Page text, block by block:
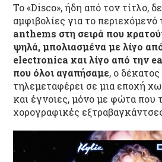
Το «Disco», ήδη από τον τίτλο,
αμφιβολίες για το περιεχόμενό
anthems στη σειρά που
ψηλά, μπολιασμένα με λίγο
electronica και λίγο από την
που όλοι αγαπήσαμε, ο
τηλεμεταφέρει σε μια εποχή
και έγνοιες, μόνο με φώτα που
χορογραφικές